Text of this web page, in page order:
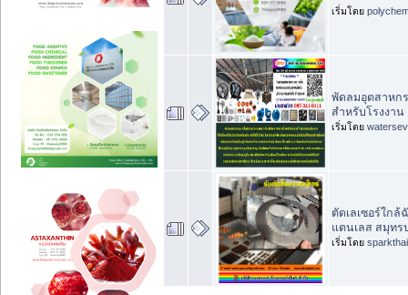
เริ่มโดย
พัดลมอุตสาหก
สำหรับโรงงาน
เริ่มโดย
ตัดเลเซอร์ใกล้
แตนเลส สมุทร
เริ่มโดย